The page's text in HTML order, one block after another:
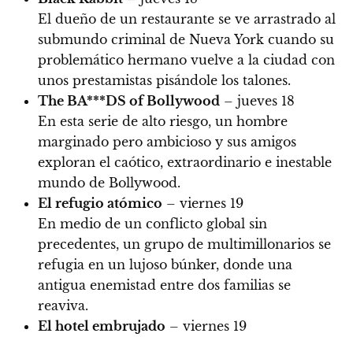
El dueño de un restaurante se ve arrastrado al
submundo criminal de Nueva York cuando su
problemático hermano vuelve a la ciudad con
unos prestamistas pisándole los talones.
The BA***DS of Bollywood – jueves 18
En esta serie de alto riesgo, un hombre
marginado pero ambicioso y sus amigos
exploran el caótico, extraordinario e inestable
mundo de Bollywood.
El refugio atómico – viernes 19
En medio de un conflicto global sin
precedentes, un grupo de multimillonarios se
refugia en un lujoso búnker, donde una
antigua enemistad entre dos familias se
reaviva.
El hotel embrujado – viernes 19